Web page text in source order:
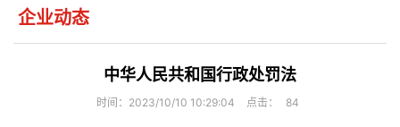
企业动态
中华人民共和国行政处罚法
时间：2023/10/10 10:29:04 点击： 84